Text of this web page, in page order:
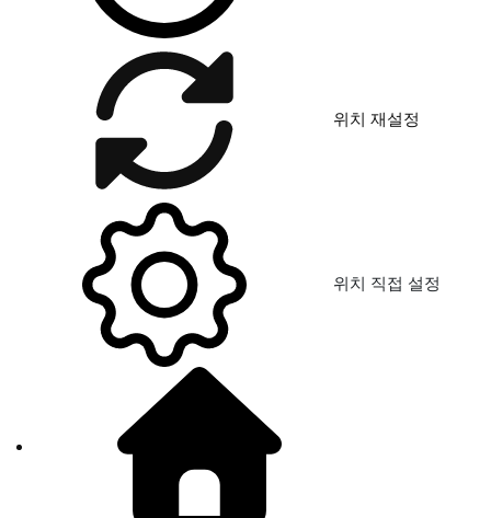
위치 재설정
위치 직접 설정